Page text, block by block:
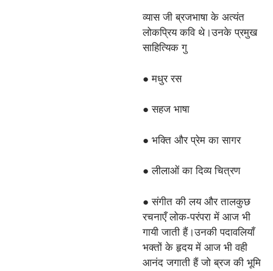
व्यास जी ब्रजभाषा के अत्यंत
लोकप्रिय कवि थे।उनके प्रमुख
साहित्यिक गु
● मधुर रस
● सहज भाषा
● भक्ति और प्रेम का सागर
● लीलाओं का दिव्य चित्रण
● संगीत की लय और तालकुछ
रचनाएँ लोक-परंपरा में आज भी
गायी जाती हैं।उनकी पदावलियाँ
भक्तों के हृदय में आज भी वही
आनंद जगाती हैं जो ब्रज की भूमि